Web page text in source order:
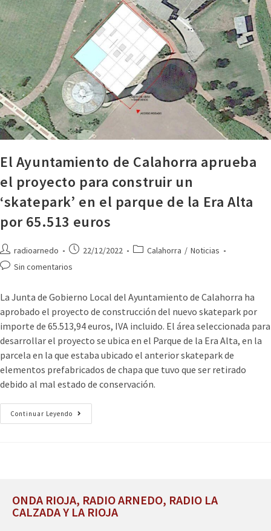
El Ayuntamiento de Calahorra aprueba
el proyecto para construir un
‘skatepark’ en el parque de la Era Alta
por 65.513 euros
radioarnedo 22/12/2022 Calahorra / Noticias
Sin comentarios
La Junta de Gobierno Local del Ayuntamiento de Calahorra ha
aprobado el proyecto de construcción del nuevo skatepark por
importe de 65.513,94 euros, IVA incluido. El área seleccionada para
desarrollar el proyecto se ubica en el Parque de la Era Alta, en la
parcela en la que estaba ubicado el anterior skatepark de
elementos prefabricados de chapa que tuvo que ser retirado
debido al mal estado de conservación.
Continuar Leyendo
ONDA RIOJA, RADIO ARNEDO, RADIO LA
CALZADA Y LA RIOJA